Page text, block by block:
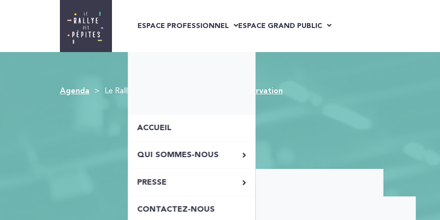
ESPACE PROFESSIONNEL ESPACE GRAND PUBLIC
ACCUEIL
QUI SOMMES-NOUS
PRESSE
CONTACTEZ-NOUS
Agenda Le Rallye des Pépites Bordelaises Réservation